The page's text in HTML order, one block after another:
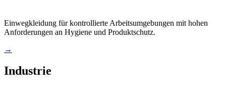
Einwegkleidung für kontrollierte Arbeitsumgebungen mit hohen
Anforderungen an Hygiene und Produktschutz.
→
Industrie